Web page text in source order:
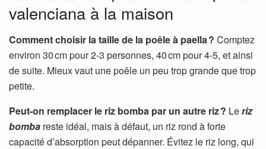
valenciana à la maison
Comment choisir la taille de la poêle à paella ? Comptez
environ 30 cm pour 2-3 personnes, 40 cm pour 4-5, et ainsi
de suite. Mieux vaut une poêle un peu trop grande que trop
petite.
Peut-on remplacer le riz bomba par un autre riz ? Leriz
bomba reste idéal, mais à défaut, un riz rond à forte
capacité d’absorption peut dépanner. Évitez le riz long, qui